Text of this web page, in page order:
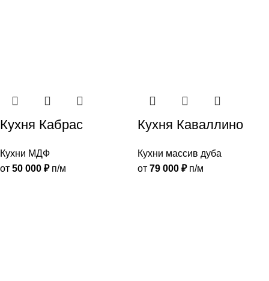
Кухня Кабрас
Кухни МДФ
от 50 000 ₽п/м
Кухня Каваллино
Кухни массив дуба
от 79 000 ₽п/м